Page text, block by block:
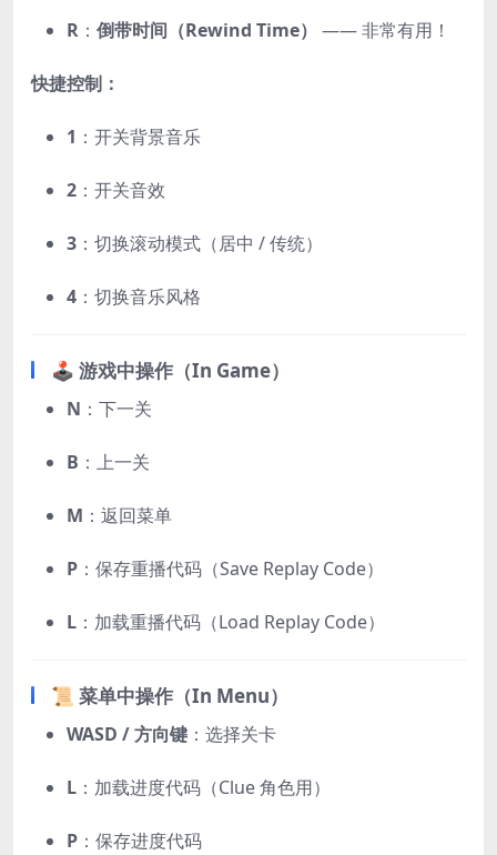
R ： 倒带时间（Rewind Time） —— 非常有用！
快捷控制：
1 ：开关背景音乐
2 ：开关音效
3 ：切换滚动模式（居中 / 传统）
4 ：切换音乐风格
🕹️ 游戏中操作（In Game）
N ：下一关
B ：上一关
M ：返回菜单
P ：保存重播代码（Save Replay Code）
L ：加载重播代码（Load Replay Code）
📜 菜单中操作（In Menu）
WASD / 方向键 ：选择关卡
L ：加载进度代码（Clue 角色用）
P ：保存进度代码